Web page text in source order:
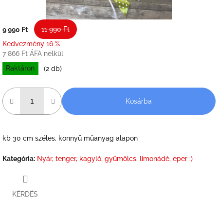
9 990 Ft
11 990 Ft
Kedvezmény 16 %
7 866 Ft ÁFA nélkül
Raktáron
(2 db)
Kosárba
kb 30 cm széles, könnyű műanyag alapon
Kategória: Nyár, tenger, kagyló, gyümölcs, limonádé, eper :)
KÉRDÉS